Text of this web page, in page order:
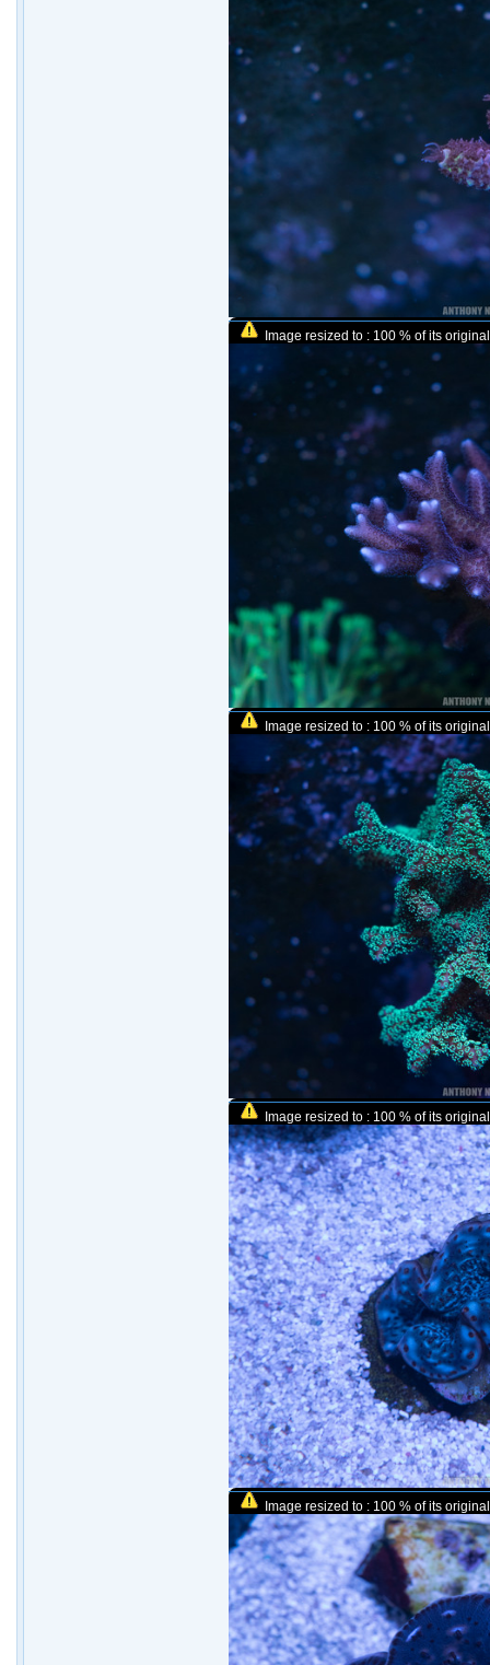
Image resized to : 100 % of its
Image resized to : 100 % of its
Image resized to : 100 % of its
Image resized to : 100 % of its